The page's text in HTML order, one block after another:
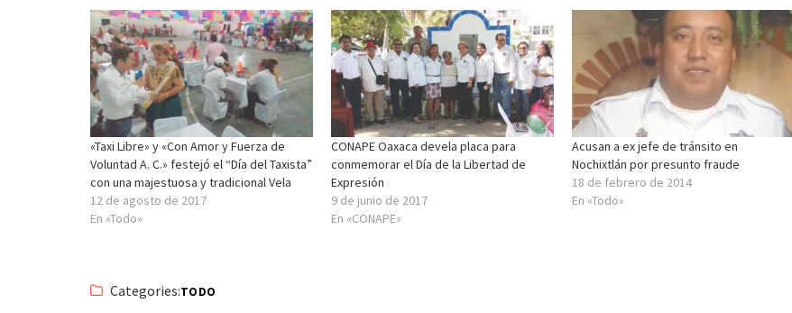
«Taxi Libre» y «Con Amor y Fuerza de
Voluntad A. C.» festejó el “Día del Taxista”
con una majestuosa y tradicional Vela
12 de agosto de 2017
En «Todo»
CONAPE Oaxaca devela placa para
conmemorar el Día de la Libertad de
Expresión
9 de junio de 2017
En «CONAPE»
Acusan a ex jefe de tránsito en
Nochixtlán por presunto fraude
18 de febrero de 2014
En «Todo»
Categories:TODO